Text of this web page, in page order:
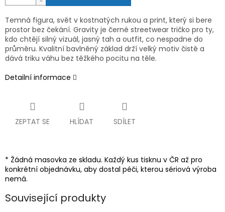
Temná figura, svět v kostnatých rukou a print, který si bere
prostor bez čekání. Gravity je černé streetwear tričko pro ty,
kdo chtějí silný vizuál, jasný tah a outfit, co nespadne do
průměru. Kvalitní bavlněný základ drží velký motiv čistě a
dává triku váhu bez těžkého pocitu na těle.
Detailní informace
ZEPTAT SE HLÍDAT SDÍLET
* Žádná masovka ze skladu. Každý kus tisknu v ČR až pro
konkrétní objednávku, aby dostal péči, kterou sériová výroba
nemá.
Související produkty